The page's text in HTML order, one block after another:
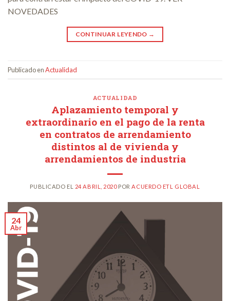
NOVEDADES
CONTINUAR LEYENDO →
Publicado enActualidad
ACTUALIDAD
Aplazamiento temporal y
extraordinario en el pago de la renta
en contratos de arrendamiento
distintos al de vivienda y
arrendamientos de industria
PUBLICADO EL 24 ABRIL, 2020PORACUERDO ETL GLOBAL
24
Abr